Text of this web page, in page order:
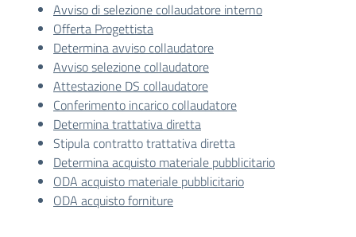
Avviso di selezione collaudatore interno
Offerta Progettista
Determina avviso collaudatore
Avviso selezione collaudatore
Attestazione DS collaudatore
Conferimento incarico collaudatore
Determina trattativa diretta
Stipula contratto trattativa diretta
Determina acquisto materiale pubblicitario
ODA acquisto materiale pubblicitario
ODA acquisto forniture